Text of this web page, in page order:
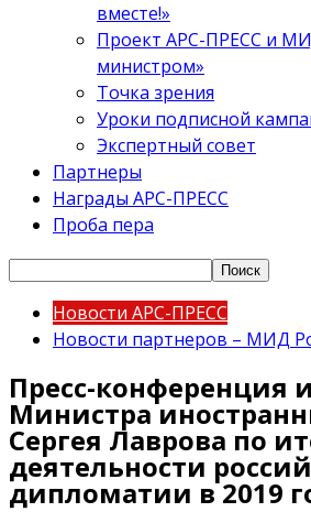
вместе!»
Проект АРС-ПРЕСС и
министром»
Точка зрения
Уроки подписной
Экспертный совет
Партнеры
Награды АРС-ПРЕСС
Проба пера
Новости АРС-ПРЕСС
Новости партнеров – МИД
Пресс-конференция
Министра
Сергея Лаврова по
деятельности
дипломатии в 2019